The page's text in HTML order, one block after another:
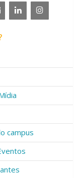
campus